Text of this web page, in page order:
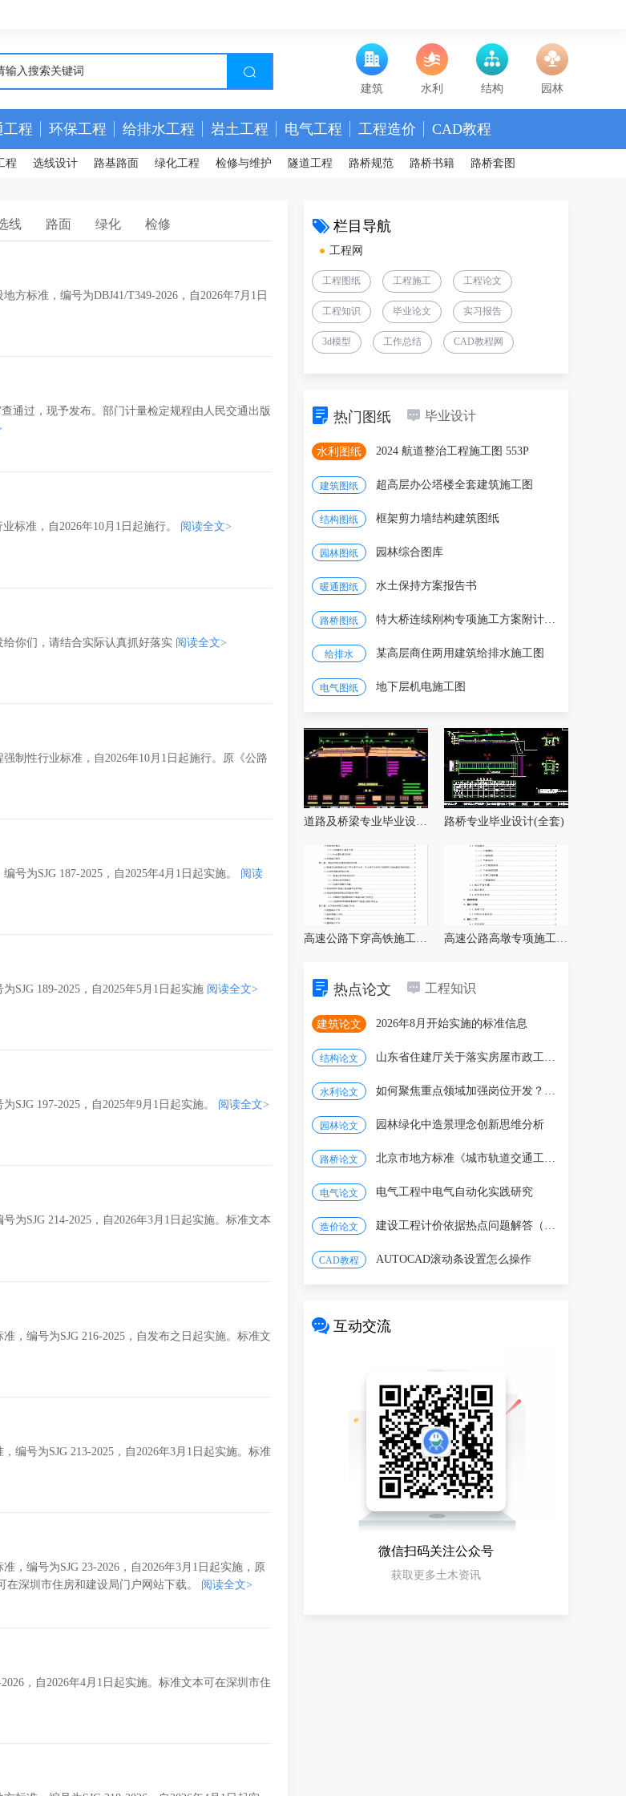
建筑
水利 结构 园林
工程 环保工程 给排水工程 岩土工程 电气工程 工程造价 CAD教程
程 选线设计 路基路面 绿化工程 检修与维护 隧道工程 路桥规范 路桥书籍 路桥套图
线 路面 绿化 检修
标准，编号为DBJ41/T349-2026，自2026年7月1日
通过，现予发布。部门计量检定规程由人民交通出版
标准，自2026年10月1日起施行。 阅读全文>
你们，请结合实际认真抓好落实 阅读全文>
制性行业标准，自2026年10月1日起施行。原《公路
为SJG 187-2025，自2025年4月1日起实施。 阅读
SJG 189-2025，自2025年5月1日起实施 阅读全文>
197-2025，自2025年9月1日起实施。 阅读全文>
SJG 214-2025，自2026年3月1日起实施。标准文本
，编号为SJG 216-2025，自发布之日起实施。标准文
编号为SJG 213-2025，自2026年3月1日起实施。标准
编号为SJG 23-2026，自2026年3月1日起实施，原
在深圳市住房和建设局门户网站下载。 阅读全文>
，自2026年4月1日起实施。标准文本可在深圳市住
栏目导航
工程网
工程图纸 工程施工 工程论文
工程知识 毕业论文 实习报告
3d模型 工作总结 CAD教程网
热门图纸 毕业设计
水利图纸 2024 航道整治工程施工图 553P
建筑图纸 超高层办公塔楼全套建筑施工图
结构图纸 框架剪力墙结构建筑图纸
园林图纸 园林综合图库
暖通图纸 水土保持方案报告书
路桥图纸 特大桥连续刚构专项施工方案附计算书图纸
给排水 某高层商住两用建筑给排水施工图
电气图纸 地下层机电施工图
道路及桥梁专业毕业设计全套 路桥专业毕业设计(全套)
高速公路下穿高铁施工方案（含图纸） 高速公路高墩专项施工方案（含图纸）
热点论文 工程知识
建筑论文 2026年8月开始实施的标准信息
结构论文 山东省住建厅关于落实房屋市政工程建设单位安全生
水利论文 如何聚焦重点领域加强岗位开发？一图看懂
园林论文 园林绿化中造景理念创新思维分析
路桥论文 北京市地方标准《城市轨道交通工程设计标准》修订
电气论文 电气工程中电气自动化实践研究
造价论文 建设工程计价依据热点问题解答（2026年4月）
CAD教程 AUTOCAD滚动条设置怎么操作
互动交流
微信扫码关注公众号
获取更多土木资讯